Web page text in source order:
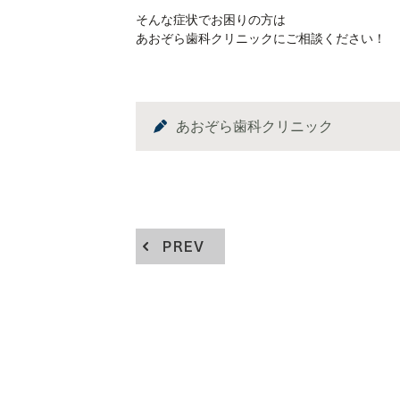
そんな症状でお困りの方は
あおぞら歯科クリニックにご相談ください！
あおぞら歯科クリニック
PREV